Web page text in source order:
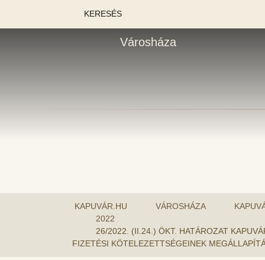
KERESÉS
Városháza
KAPUVÁR.HU VÁROSHÁZA
2022
26/2022. (II.24.) ÖKT. HATÁROZAT
FIZETÉSI KÖTELEZETTSÉGEINEK